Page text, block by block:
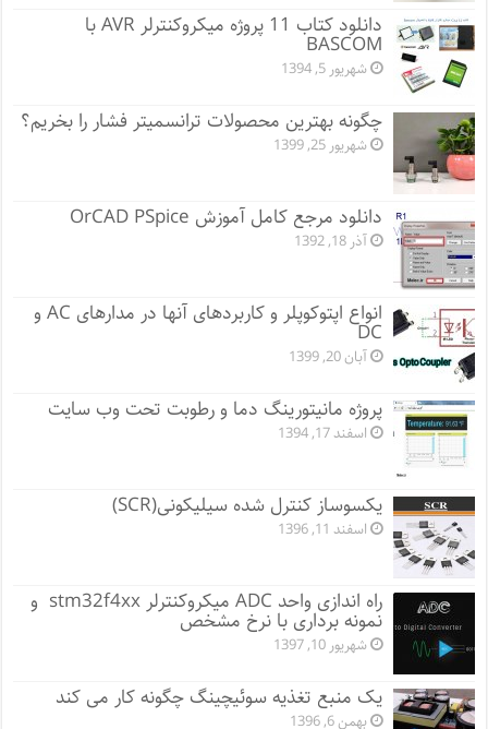
دانلود کتاب 11 پروژه میکروکنترلر AVR با
BASCOM
شهریور 5, 1394
چگونه بهترین محصولات ترانسمیتر فشار را بخریم؟
شهریور 25, 1399
دانلود مرجع کامل آموزش OrCAD PSpice
آذر 18, 1392
انواع اپتوکوپلر و کاربردهای آنها در مدارهای AC و
DC
آبان 20, 1399
پروژه مانيتورينگ دما و رطوبت تحت وب سایت
اسفند 17, 1394
یکسوساز کنترل شده سیلیکونی(SCR)
اسفند 11, 1396
راه اندازی واحد ADC میکروکنترلر stm32f4xx و
نمونه برداری با نرخ مشخص
شهریور 10, 1397
یک منبع تغذیه سوئیچینگ چگونه کار می کند
بهمن 6, 1396